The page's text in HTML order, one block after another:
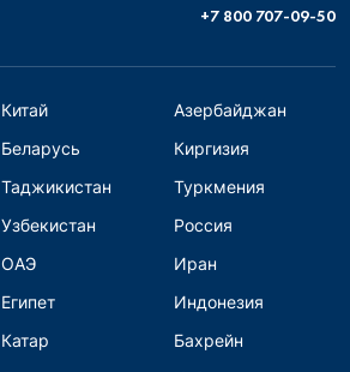
+7 800 707-09-50
Китай
Азербайджан
Беларусь
Киргизия
Таджикистан
Туркмения
Узбекистан
Россия
ОАЭ
Иран
Египет
Индонезия
Катар
Бахрейн